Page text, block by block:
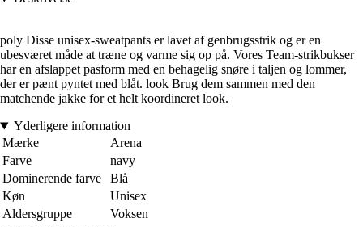
poly Disse unisex-sweatpants er lavet af genbrugsstrik og er en
ubesværet måde at træne og varme sig op på. Vores Team-strikbukser
har en afslappet pasform med en behagelig snøre i taljen og lommer,
der er pænt pyntet med blåt. look Brug dem sammen med den
matchende jakke for et helt koordineret look.
Yderligere information
Mærke
Arena
Farve
navy
Dominerende farve
Blå
Køn
Unisex
Aldersgruppe
Voksen